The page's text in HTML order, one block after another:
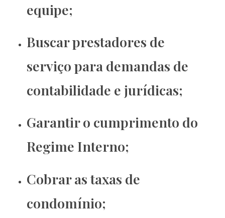
equipe;
Buscar prestadores de
serviço para demandas de
contabilidade e jurídicas;
Garantir o cumprimento do
Regime Interno;
Cobrar as taxas de
condomínio;